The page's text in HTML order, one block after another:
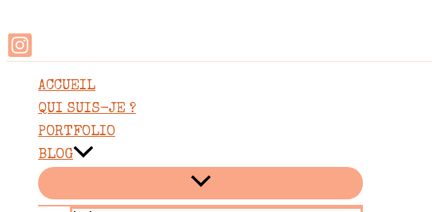
au
contenu
ACCUEIL
QUI SUIS-JE ?
PORTFOLIO
BLOG